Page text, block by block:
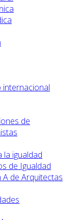
de
igualdad
de Igualdad
A de Arquitectas